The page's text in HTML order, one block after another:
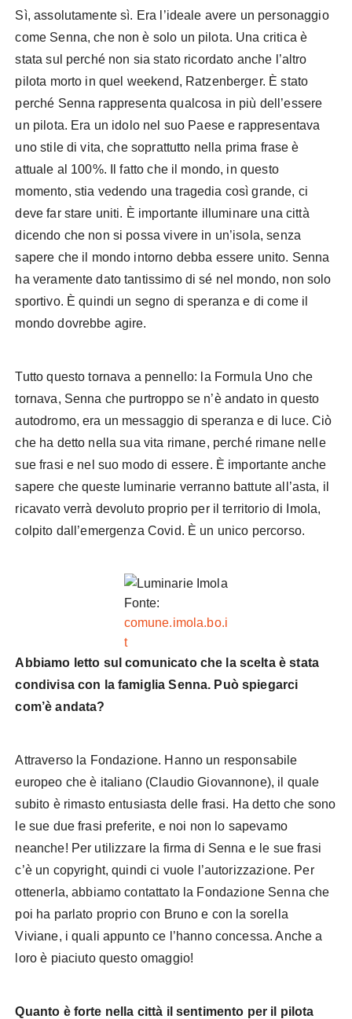
Sì, assolutamente sì. Era l’ideale avere un personaggio
come Senna, che non è solo un pilota. Una critica è
stata sul perché non sia stato ricordato anche l’altro
pilota morto in quel weekend, Ratzenberger. È stato
perché Senna rappresenta qualcosa in più dell’essere
un pilota. Era un idolo nel suo Paese e rappresentava
uno stile di vita, che soprattutto nella prima frase è
attuale al 100%. Il fatto che il mondo, in questo
momento, stia vedendo una tragedia così grande, ci
deve far stare uniti. È importante illuminare una città
dicendo che non si possa vivere in un’isola, senza
sapere che il mondo intorno debba essere unito. Senna
ha veramente dato tantissimo di sé nel mondo, non solo
sportivo. È quindi un segno di speranza e di come il
mondo dovrebbe agire.
Tutto questo tornava a pennello: la Formula Uno che
tornava, Senna che purtroppo se n’è andato in questo
autodromo, era un messaggio di speranza e di luce. Ciò
che ha detto nella sua vita rimane, perché rimane nelle
sue frasi e nel suo modo di essere. È importante anche
sapere che queste luminarie verranno battute all’asta, il
ricavato verrà devoluto proprio per il territorio di Imola,
colpito dall’emergenza Covid. È un unico percorso.
Fonte:
comune.imola.bo.i
t
Abbiamo letto sul comunicato che la scelta è stata
condivisa con la famiglia Senna. Può spiegarci
com’è andata?
Attraverso la Fondazione. Hanno un responsabile
europeo che è italiano (Claudio Giovannone), il quale
subito è rimasto entusiasta delle frasi. Ha detto che sono
le sue due frasi preferite, e noi non lo sapevamo
neanche! Per utilizzare la firma di Senna e le sue frasi
c’è un copyright, quindi ci vuole l’autorizzazione. Per
ottenerla, abbiamo contattato la Fondazione Senna che
poi ha parlato proprio con Bruno e con la sorella
Viviane, i quali appunto ce l’hanno concessa. Anche a
loro è piaciuto questo omaggio!
Quanto è forte nella città il sentimento per il pilota